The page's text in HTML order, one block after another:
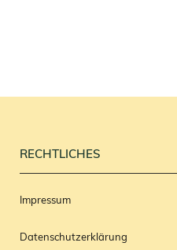
RECHTLICHES
Impressum
Datenschutzerklärung